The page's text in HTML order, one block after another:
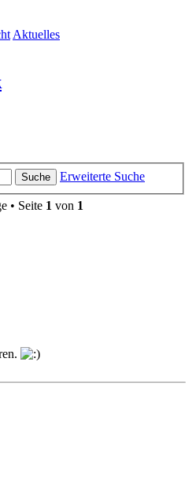
Aktuelles
Suche Erweiterte Suche
• Seite 1 von 1